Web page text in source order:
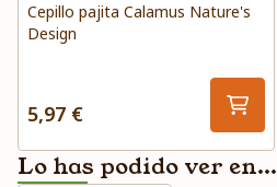
Cepillo pajita Calamus Nature's
Design
5,97 €
Lo has podido ver en...